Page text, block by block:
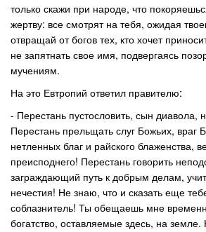
только скажи при народе, что
жертву: все смотрят на тебя, ожидая
отвращай от богов тех, кто хочет
не запятнать свое имя, подвергаясь
мучениям.
На это Евтропий ответил правителю:
- Перестань пустословить, сын диавола,
Перестань прельщать слуг Божьих, враг
нетленных благ и райского блаженства,
преисподнего! Перестань говорить
заграждающий путь к добрым делам,
нечестия! Не знаю, что и сказать еще
соблазнитель! Ты обещаешь мне
богатство, оставляемые здесь, на